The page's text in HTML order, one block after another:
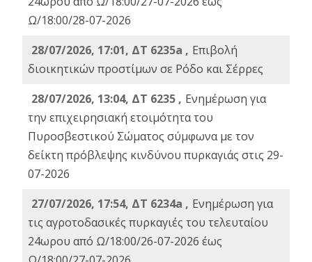
Ω/18:00/28-07-2026
28/07/2026, 17:01, ΔΤ 6235a , Eπιβολή
διοικητικών προστίμων σε Ρόδο και Σέρρες
28/07/2026, 13:04, ΔΤ 6235 , Ενημέρωση για
την επιχειρησιακή ετοιμότητα του
Πυροσβεστικού Σώματος σύμφωνα με τον
δείκτη πρόβλεψης κινδύνου πυρκαγιάς στις 29-
07-2026
27/07/2026, 17:54, ΔΤ 6234a , Ενημέρωση για
τις αγροτοδασικές πυρκαγιές του τελευταίου
24ωρου από Ω/18:00/26-07-2026 έως